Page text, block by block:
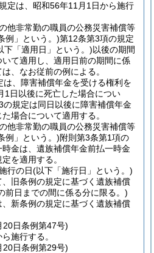
定は、昭和56年11月1日から施行
他非常勤の職員の公務災害補償等
例」という。)第12条第3項の規定
下「適用日」という。)以後の期間
て適用し、適用日前の期間に係
、なお従前の例による。
は、障害補償年金を受ける権利を
1日以後に死亡した場合につい
規定は同日以後に障害補償年金
場合について適用する。
他非常勤の職員の公務災害補償等
例」という。)附則第3条第1項の
金は、遺族補償年金前払一時金
を適用する。
行の日(以下「施行日」という。)
旧条例の規定に基づく遺族補償
前日までの間に係る分に限る。)
新条例の規定に基づく遺族補償
20日条例第47号)
施行する。
20日条例第29号)